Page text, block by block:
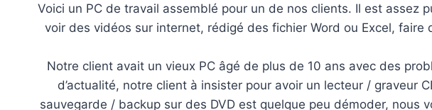
Voici un PC de travail assemblé pour un de nos clients. Il est assez
voir des vidéos sur internet, rédigé des fichier Word ou Excel,
Notre client avait un vieux PC âgé de plus de 10 ans avec des
d’actualité, notre client à insister pour avoir un lecteur / graveur
sauvegarde / backup sur des DVD est quelque peu démoder,